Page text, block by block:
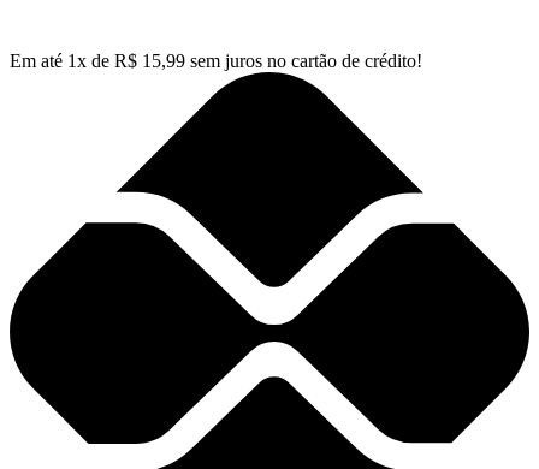
Em até 1x de R$ 15,99 sem juros no cartão de crédito!